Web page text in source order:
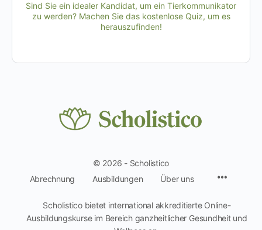
Sind Sie ein idealer Kandidat, um ein Tierkommunikator
zu werden? Machen Sie das kostenlose Quiz, um es
herauszufinden!
© 2026 - Scholistico
Abrechnung
Ausbildungen Über uns
Scholistico bietet international akkreditierte Online-
Ausbildungskurse im Bereich ganzheitlicher Gesundheit und